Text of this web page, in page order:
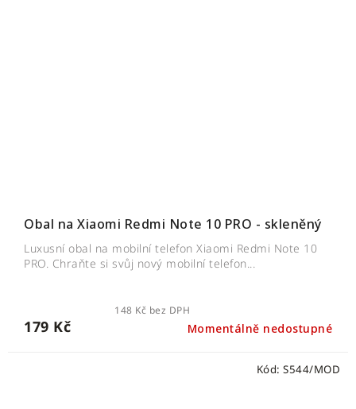
Obal na Xiaomi Redmi Note 10 PRO - skleněný
Momentálně nedostupné
148 Kč bez DPH
179 Kč
Luxusní obal na mobilní telefon Xiaomi Redmi Note 10
PRO. Chraňte si svůj nový mobilní telefon...
Kód: S544/MOD